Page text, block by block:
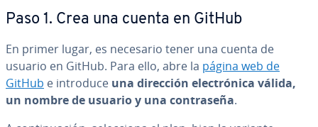
Paso 1. Crea una cuenta en GitHub
En primer lugar, es necesario tener una cuenta de
usuario en GitHub. Para ello, abre la página web de
GitHub e introduce una dirección ele­c­tró­ni­ca válida,
un nombre de usuario y una co­n­tra­se­ña.